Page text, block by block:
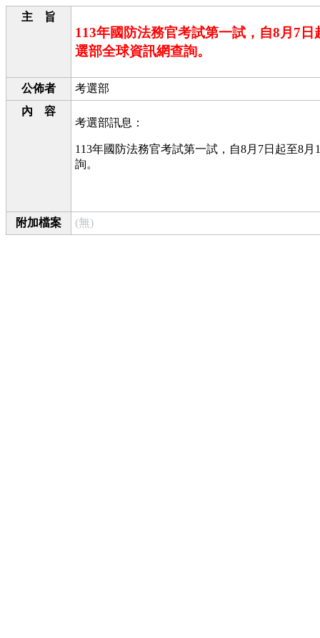
主 旨
113年國防法務官考試第一試，自8月7
選部全球資訊網查詢。
公佈者
考選部
內 容
考選部訊息：
113年國防法務官考試第一試，自8月7日起至8
詢。
附加檔案 (無)